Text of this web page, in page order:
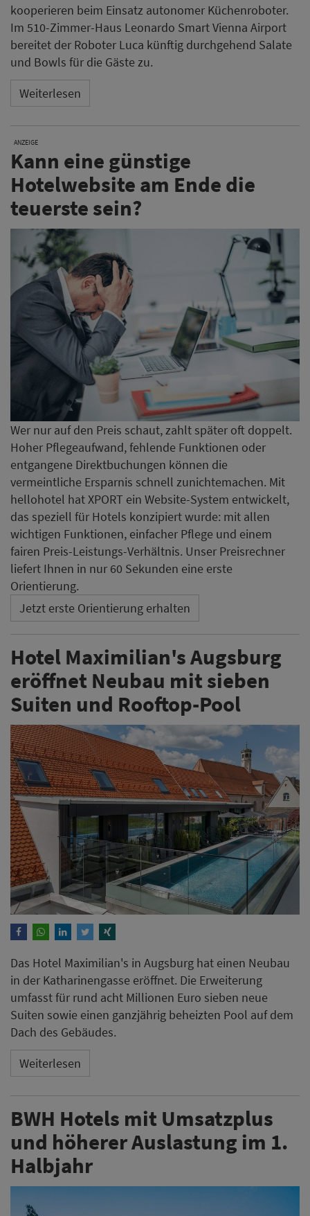
kooperieren beim Einsatz autonomer Küchenroboter.
Im 510-Zimmer-Haus Leonardo Smart Vienna Airport
bereitet der Roboter Luca künftig durchgehend Salate
und Bowls für die Gäste zu.
Weiterlesen
ANZEIGE
Kann eine günstige
Hotelwebsite am Ende die
teuerste sein?
Wer nur auf den Preis schaut, zahlt später oft doppelt.
Hoher Pflegeaufwand, fehlende Funktionen oder
entgangene Direktbuchungen können die
vermeintliche Ersparnis schnell zunichtemachen. Mit
hellohotel hat XPORT ein Website-System entwickelt,
das speziell für Hotels konzipiert wurde: mit allen
wichtigen Funktionen, einfacher Pflege und einem
fairen Preis-Leistungs-Verhältnis. Unser Preisrechner
liefert Ihnen in nur 60 Sekunden eine erste
Orientierung.
Jetzt erste Orientierung erhalten
Hotel Maximilian's Augsburg
eröffnet Neubau mit sieben
Suiten und Rooftop-Pool
Das Hotel Maximilian's in Augsburg hat einen Neubau
in der Katharinengasse eröffnet. Die Erweiterung
umfasst für rund acht Millionen Euro sieben neue
Suiten sowie einen ganzjährig beheizten Pool auf dem
Dach des Gebäudes.
Weiterlesen
BWH Hotels mit Umsatzplus
und höherer Auslastung im 1.
Halbjahr